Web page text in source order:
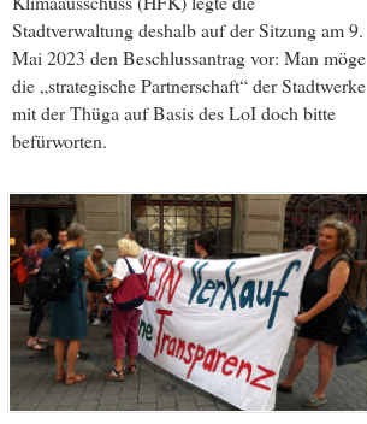
Stadtverwaltung deshalb auf der Sitzung am 9.
Mai 2023 den Beschlussantrag vor: Man möge
die „strategische Partnerschaft“ der Stadtwerke
mit der Thüga auf Basis des LoI doch bitte
befürworten.